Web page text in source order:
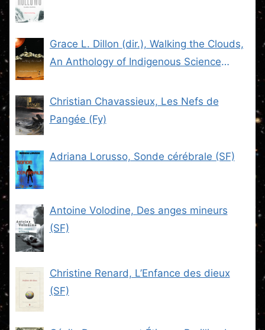
Grace L. Dillon (dir.), Walking the Clouds,
An Anthology of Indigenous Science
Christian Chavassieux, Les Nefs de
Pangée (Fy)
Adriana Lorusso, Sonde cérébrale (SF)
Antoine Volodine, Des anges mineurs
(SF)
Christine Renard, L’Enfance des dieux
(SF)